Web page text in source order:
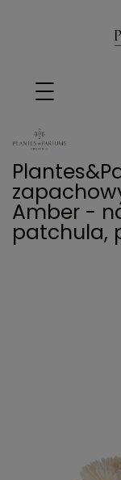
Amber -
patchula,